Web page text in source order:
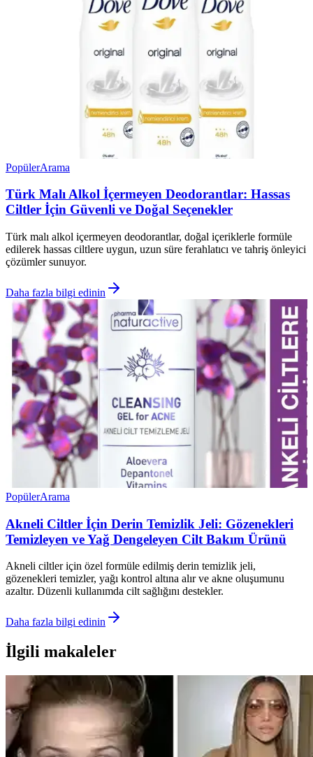
PopülerArama
Türk Malı Alkol İçermeyen Deodorantlar: Hassas
Ciltler İçin Güvenli ve Doğal Seçenekler
Türk malı alkol içermeyen deodorantlar, doğal içeriklerle formüle
edilerek hassas ciltlere uygun, uzun süre ferahlatıcı ve tahriş önleyici
çözümler sunuyor.
Daha fazla bilgi edinin
PopülerArama
Akneli Ciltler İçin Derin Temizlik Jeli: Gözenekleri
Temizleyen ve Yağ Dengeleyen Cilt Bakım Ürünü
Akneli ciltler için özel formüle edilmiş derin temizlik jeli,
gözenekleri temizler, yağı kontrol altına alır ve akne oluşumunu
azaltır. Düzenli kullanımda cilt sağlığını destekler.
Daha fazla bilgi edinin
İlgili makaleler